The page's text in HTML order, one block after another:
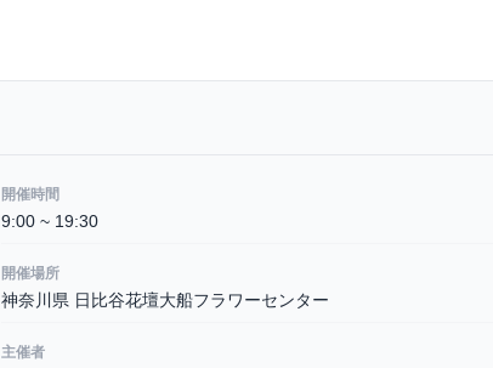
開催時間
9:00 ~ 19:30
開催場所
神奈川県 日比谷花壇大船フラワーセンター
主催者